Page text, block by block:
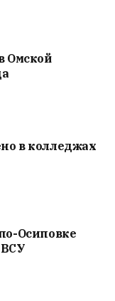
Омской
в колледжах
Осиповке
ВСУ